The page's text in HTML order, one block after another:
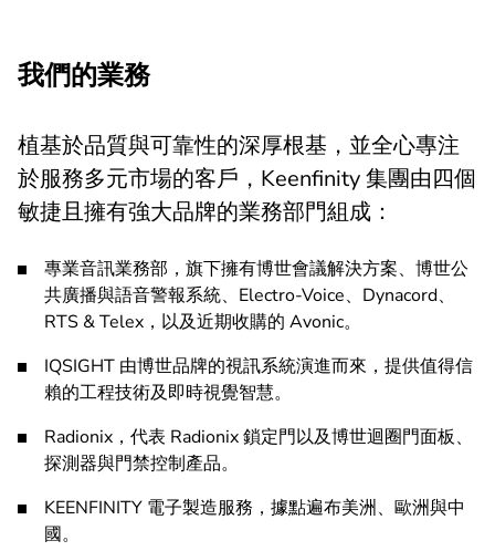
我們的業務
植基於品質與可靠性的深厚根基，並全心專注
於服務多元市場的客戶，Keenfinity 集團由四個
敏捷且擁有強大品牌的業務部門組成：
專業音訊業務部，旗下擁有博世會議解決方案、博世公
共廣播與語音警報系統、Electro-Voice、Dynacord、
RTS & Telex，以及近期收購的 Avonic。
IQSIGHT 由博世品牌的視訊系統演進而來，提供值得信
賴的工程技術及即時視覺智慧。
Radionix，代表 Radionix 鎖定門以及博世迴圈門面板、
探測器與門禁控制產品。
KEENFINITY 電子製造服務，據點遍布美洲、歐洲與中
國。